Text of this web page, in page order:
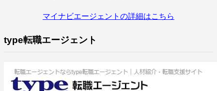
マイナビエージェントの詳細はこちら
type転職エージェント